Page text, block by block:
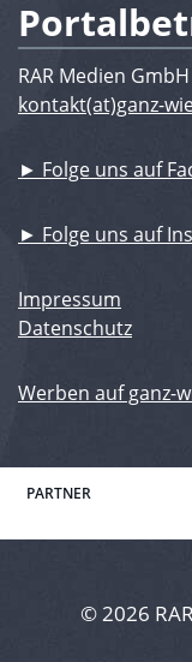
RAR Medien GmbH
kontakt(at)ganz-
► Folge uns auf
► Folge uns auf
Impressum
Datenschutz
Werben auf ganz-
PARTNER
© 2026